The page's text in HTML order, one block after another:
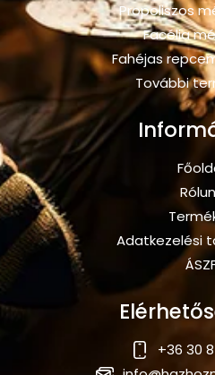
Propoliszos
Facélia
Fahéjas
További
Adatkezelési
+36 30